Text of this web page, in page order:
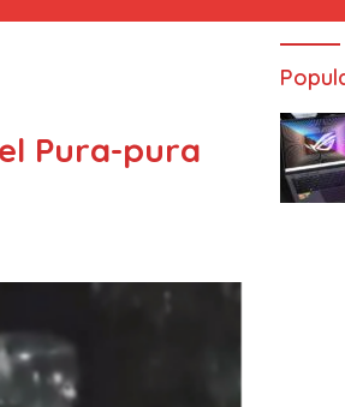
Pura-pura